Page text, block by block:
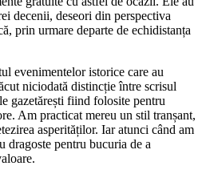
decenii, deseori din perspectiva
prin urmare departe de echidistanța
evenimentelor istorice care au
niciodată distincție între scrisul
gazetărești fiind folosite pentru
Am practicat mereu un stil tranșant,
asperităților. Iar atunci când am
dragoste pentru bucuria de a